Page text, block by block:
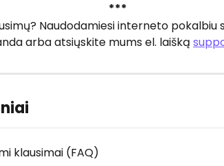
***
Naudodamiesi interneto pokalbiu
arba atsiųskite mums el. laišką
klausimai (FAQ)